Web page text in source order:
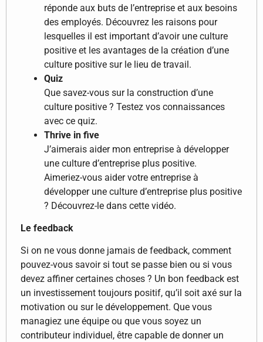
réponde aux buts de l’entreprise et aux besoins
des employés. Découvrez les raisons pour
lesquelles il est important d’avoir une culture
positive et les avantages de la création d’une
culture positive sur le lieu de travail.
Quiz
Que savez-vous sur la construction d’une
culture positive ? Testez vos connaissances
avec ce quiz.
Thrive in five
J’aimerais aider mon entreprise à développer
une culture d’entreprise plus positive.
Aimeriez-vous aider votre entreprise à
développer une culture d’entreprise plus positive
? Découvrez-le dans cette vidéo.
Le feedback
Si on ne vous donne jamais de feedback, comment
pouvez-vous savoir si tout se passe bien ou si vous
devez affiner certaines choses ? Un bon feedback est
un investissement toujours positif, qu’il soit axé sur la
motivation ou sur le développement. Que vous
managiez une équipe ou que vous soyez un
contributeur individuel, être capable de donner un